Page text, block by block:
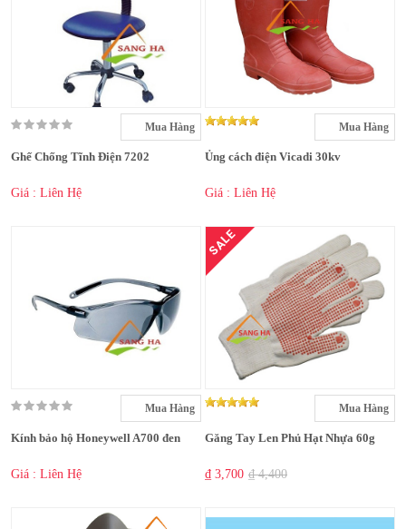
Mua Hàng
Ghế Chống Tĩnh Điện 7202
Giá : Liên Hệ
Mua Hàng
Ủng cách điện Vicadi 30kv
Giá : Liên Hệ
Mua Hàng
Kính bảo hộ Honeywell A700 đen
Giá : Liên Hệ
SALE
Mua Hàng
Găng Tay Len Phủ Hạt Nhựa 60g
₫ 3,700 ₫ 4,400